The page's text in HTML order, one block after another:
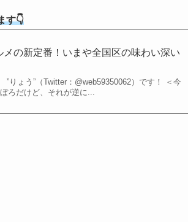
す👇
メの新定番！いまや全国区の味わい深い
ょう”（Twitter：@web59350062）です！ ＜今
ろだけど、それが逆に...